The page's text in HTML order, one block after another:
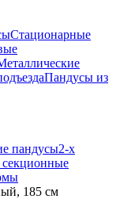
Стационарные
Пандусы из
пандусы2-х
секционные
185 см